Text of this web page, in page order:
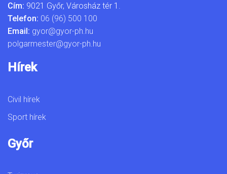
Cím: 9021 Győr, Városház tér 1.
Telefon: 06 (96) 500 100
Email: gyor@gyor-ph.hu
polgarmester@gyor-ph.hu
Hírek
Civil hírek
Sport hírek
Győr